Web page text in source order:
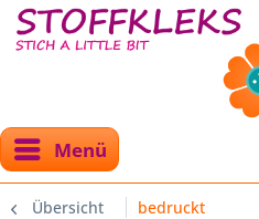
Menü
Übersicht bedruckt